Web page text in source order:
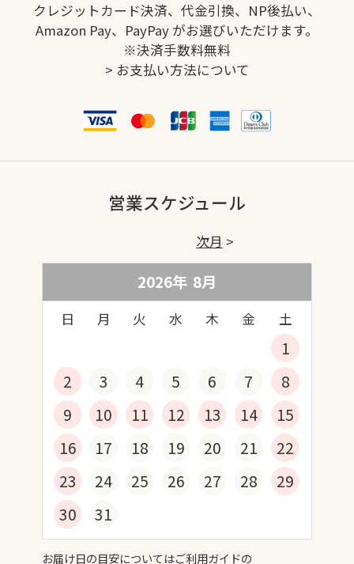
クレジットカード決済、代金引換、NP後払い、
Amazon Pay、PayPay がお選びいただけます。
※決済手数料無料
> お支払い方法について
営業スケジュール
2026年 8月
日 月 火 水 木 金 土
1
2
3 4 5 6 7
8
9
10 11 12 13 14
15
16
17 18 19 20 21
22
23
24 25 26 27 28
29
30
31
次月
お届け日の目安についてはご利用ガイドの